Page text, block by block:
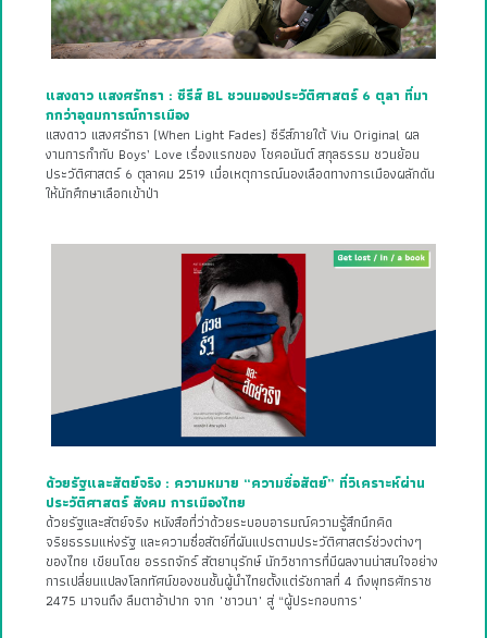
แสงดาว แสงศรัทธา : ซีรีส์ BL ชวนมองประวัติศาสตร์ 6 ตุลา ที่มา
กกว่าอุดมการณ์การเมือง
แสงดาว แสงศรัทธา (When Light Fades) ซีรีส์ภายใต้ Viu Original ผล
งานการกำกับ Boys’ Love เรื่องแรกของ โชคอนันต์ สกุลธรรม ชวนย้อน
ประวัติศาสตร์ 6 ตุลาคม 2519 เมื่อเหตุการณ์นองเลือดทางการเมืองผลักดัน
ให้นักศึกษาเลือกเข้าป่า
ด้วยรัฐและสัตย์จริง : ความหมาย “ความซื่อสัตย์” ที่วิเคราะห์ผ่าน
ประวัติศาสตร์ สังคม การเมืองไทย
ด้วยรัฐและสัตย์จริง หนังสือที่ว่าด้วยระบอบอารมณ์ความรู้สึกนึกคิด
จริยธรรมแห่งรัฐ และความซื่อสัตย์ที่ผันแปรตามประวัติศาสตร์ช่วงต่างๆ
ของไทย เขียนโดย อรรถจักร์ สัตยานุรักษ์ นักวิชาการที่มีผลงานน่าสนใจอย่าง
การเปลี่ยนแปลงโลกทัศน์ของชนชั้นผู้นำไทยตั้งแต่รัชกาลที่ 4 ถึงพุทธศักราช
2475 มาจนถึง ลืมตาอ้าปาก จาก "ชาวนา" สู่ “ผู้ประกอบการ"